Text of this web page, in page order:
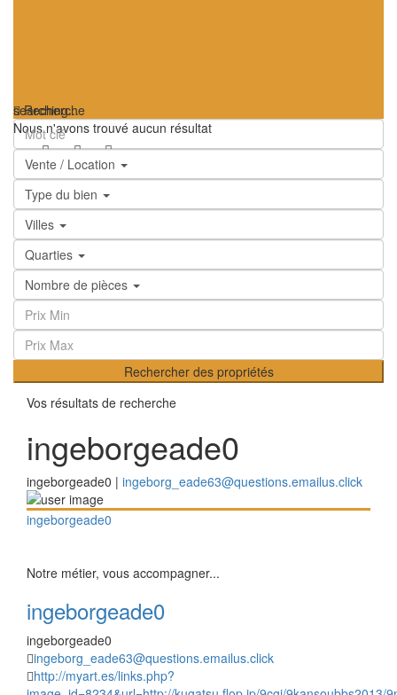
searching...
Nous n'avons trouvé aucun résultat
Recherche
Vente / Location
Type du bien
Villes
Quarties
Nombre de pièces
Rechercher des propriétés
Vos résultats de recherche
ingeborgeade0
ingeborgeade0 | ingeborg_eade63@questions.emailus.click
ingeborgeade0
Notre métier, vous accompagner...
ingeborgeade0
ingeborgeade0
ingeborg_eade63@questions.emailus.click
http://myart.es/links.php?